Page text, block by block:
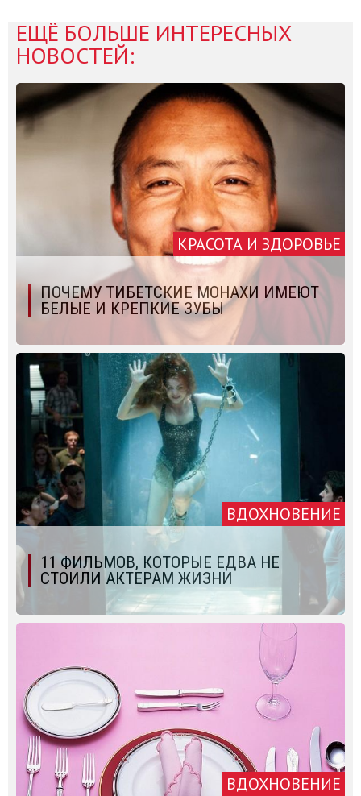
ЕЩЁ БОЛЬШЕ ИНТЕРЕСНЫХ
НОВОСТЕЙ:
КРАСОТА И ЗДОРОВЬЕ
ПОЧЕМУ ТИБЕТСКИЕ МОНАХИ ИМЕЮТ
БЕЛЫЕ И КРЕПКИЕ ЗУБЫ
ВДОХНОВЕНИЕ
11 ФИЛЬМОВ, КОТОРЫЕ ЕДВА НЕ
СТОИЛИ АКТЕРАМ ЖИЗНИ
ВДОХНОВЕНИЕ